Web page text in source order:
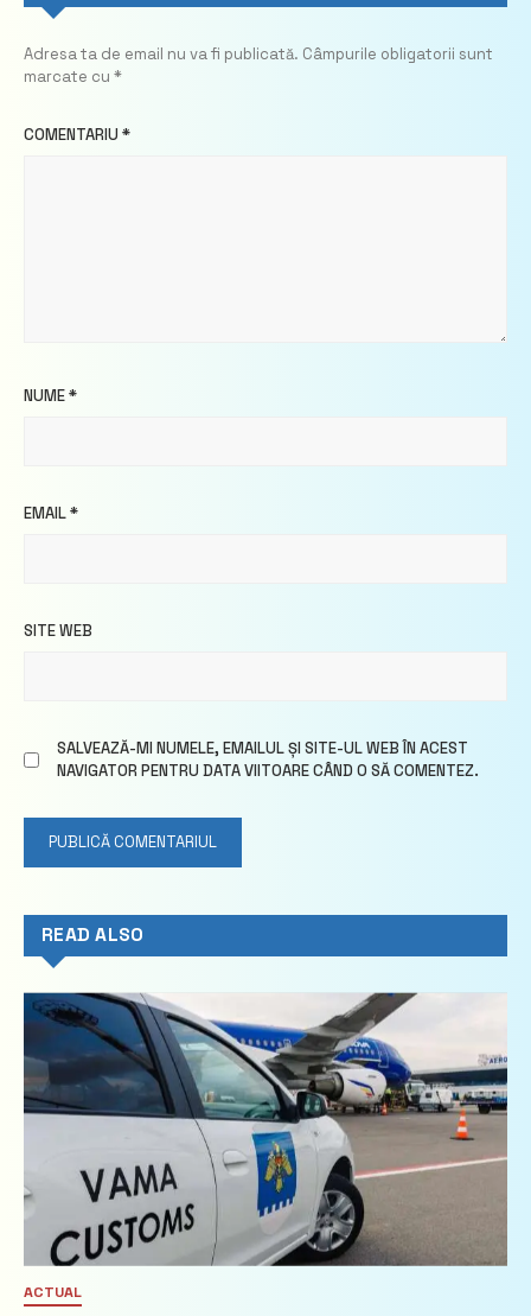
Adresa ta de email nu va fi publicată. Câmpurile obligatorii sunt
marcate cu *
COMENTARIU *
NUME*
EMAIL*
SITE WEB
SALVEAZĂ-MI NUMELE, EMAILUL ȘI SITE-UL WEB ÎN ACEST
NAVIGATOR PENTRU DATA VIITOARE CÂND O SĂ COMENTEZ.
READ ALSO
ACTUAL